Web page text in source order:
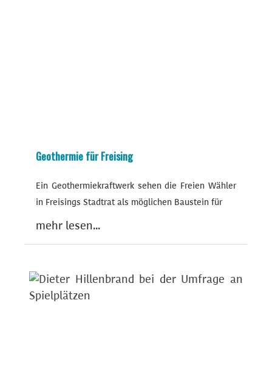
Geothermie für Freising
Ein Geothermiekraftwerk sehen die Freien Wähler
in Freisings Stadtrat als möglichen Baustein für
mehr lesen...